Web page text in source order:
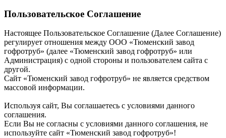
Пользовательское Соглашение
Настоящее Пользовательское Соглашение (Далее Соглашение)
регулирует отношения между ООО «Тюменский завод
гофротруб» (далее «Тюменский завод гофротруб» или
Администрация) с одной стороны и пользователем сайта с
другой.
Сайт «Тюменский завод гофротруб» не является средством
массовой информации.
Используя сайт, Вы соглашаетесь с условиями данного
соглашения.
Если Вы не согласны с условиями данного соглашения, не
используйте сайт «Тюменский завод гофротруб»!